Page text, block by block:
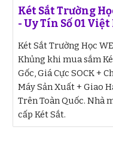
Két Sắt Trường
- Uy Tín Số 01
Két Sắt Trường Học
Khủng khi mua sắm
Gốc, Giá Cực SOCK +
Máy Sản Xuất + Giao
Trên Toàn Quốc. Nhà
cấp Két Sắt.